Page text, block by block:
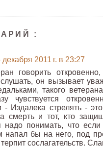
:
декабря 2011 г. в 23:27
говорить
он вызывает
такого
чувствуется
- Издалека стрелять -
смерть и тот, кто
надо понимать, что
напал бы на него, под
сослагательств.